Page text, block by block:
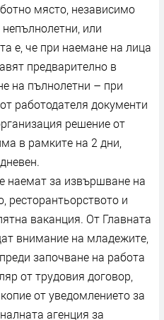
място, независимо
или
е, че при наемане на лица
предварително в
на пълнолетни – при
работодателя документи
решение от
в рамките на 2 дни,
наемат за извършване на
ресторантьорството и
ваканция. От Главната
внимание на младежите,
започване на работа
от трудовия договор,
от уведомлението за
агенция за